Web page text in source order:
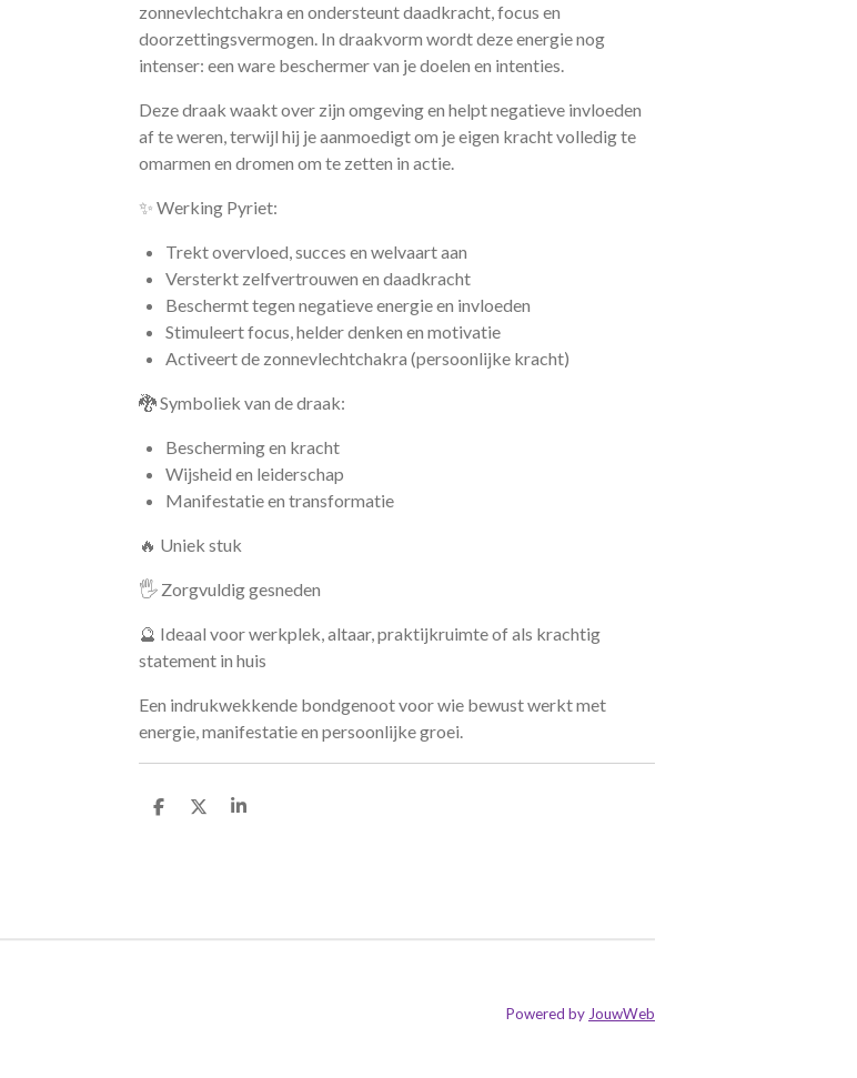
zonnevlechtchakra en ondersteunt daadkracht, focus en
doorzettingsvermogen. In draakvorm wordt deze energie nog
intenser: een ware beschermer van je doelen en intenties.
Deze draak waakt over zijn omgeving en helpt negatieve invloeden
af te weren, terwijl hij je aanmoedigt om je eigen kracht volledig te
omarmen en dromen om te zetten in actie.
✨ Werking Pyriet:
Trekt overvloed, succes en welvaart aan
Versterkt zelfvertrouwen en daadkracht
Beschermt tegen negatieve energie en invloeden
Stimuleert focus, helder denken en motivatie
Activeert de zonnevlechtchakra (persoonlijke kracht)
🐉 Symboliek van de draak:
Bescherming en kracht
Wijsheid en leiderschap
Manifestatie en transformatie
🔥 Uniek stuk
🖐️ Zorgvuldig gesneden
🔮 Ideaal voor werkplek, altaar, praktijkruimte of als krachtig
statement in huis
Een indrukwekkende bondgenoot voor wie bewust werkt met
energie, manifestatie en persoonlijke groei.
D
D
S
Powered byJouwWeb